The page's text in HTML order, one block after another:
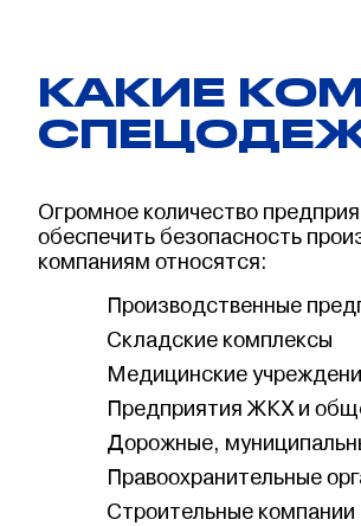
КАКИЕ
Огромное количество
обеспечить безопасность
компаниям относятся:
Производственные
Складские комплексы
Медицинские
Предприятия ЖКХ и
Дорожные,
Правоохранительные
Строительные компании